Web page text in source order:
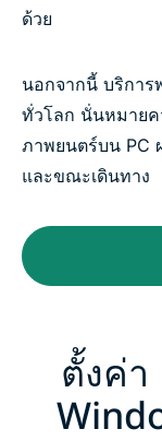
ด้วย
นอกจากนี้ บริการ
ทั่วโลก นั่นหมาย
ภาพยนตร์บน PC
และขณะเดินทาง
ตั้งค่า